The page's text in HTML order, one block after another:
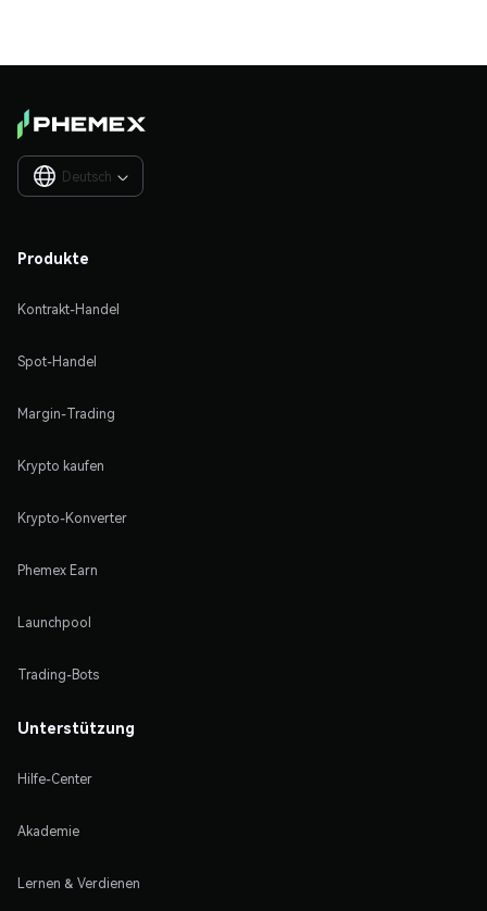
Deutsch 
Produkte
Kontrakt-Handel
Spot-Handel
Margin-Trading
Krypto kaufen
Krypto-Konverter
Phemex Earn
Launchpool
Trading-Bots
Unterstützung
Hilfe-Center
Akademie
Lernen & Verdienen